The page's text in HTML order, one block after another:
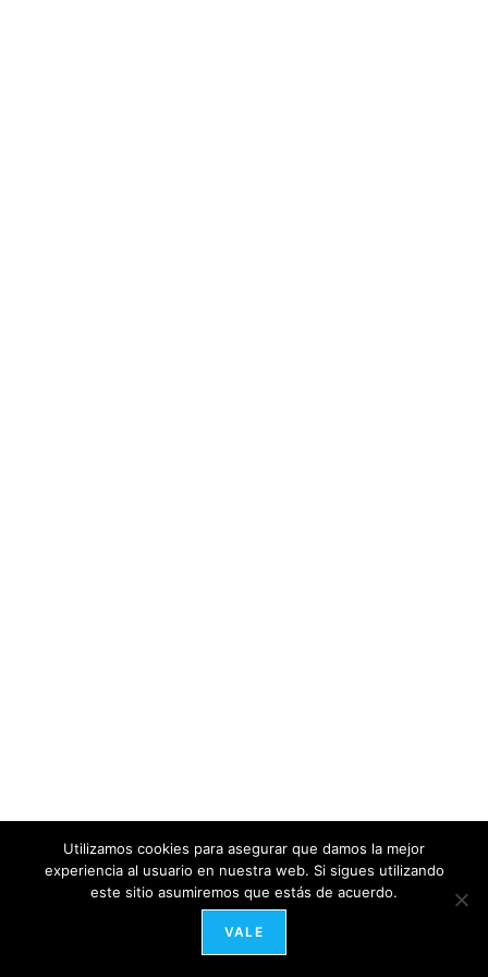
Utilizamos cookies para asegurar que damos la mejor
experiencia al usuario en nuestra web. Si sigues utilizando
este sitio asumiremos que estás de acuerdo.
VALE